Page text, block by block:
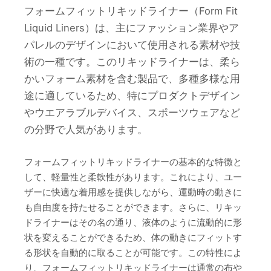
フォームフィットリキッドライナー（Form Fit
Liquid Liners）は、主にファッション業界やア
パレルのデザインにおいて使用される素材や技
術の一種です。このリキッドライナーは、柔ら
かいフォーム素材を含む製品で、多種多様な用
途に適しているため、特にプロダクトデザイン
やウエアラブルデバイス、スポーツウェアなど
の分野で人気があります。
フォームフィットリキッドライナーの基本的な特徴と
して、軽量性と柔軟性があります。これにより、ユー
ザーに快適な着用感を提供しながら、運動時の動きに
も自由度を持たせることができます。さらに、リキッ
ドライナーはその名の通り、液体のように流動的に形
状を変えることができるため、体の動きにフィットす
る形状を自動的に取ることが可能です。この特性によ
り、フォームフィットリキッドライナーは通常の布や